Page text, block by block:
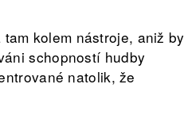
kolem nástroje, aniž by
schopností hudby
natolik, že